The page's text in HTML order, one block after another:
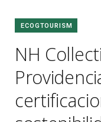
ECOGTOURISM
NH